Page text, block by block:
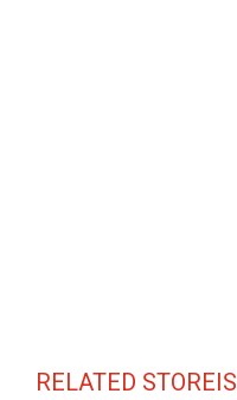
RELATED STOREIS